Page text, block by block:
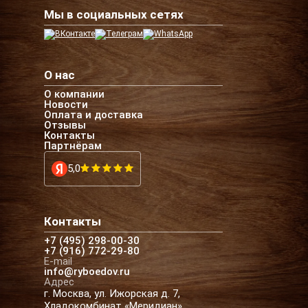
Мы в социальных сетях
О нас
О компании
Новости
Оплата и доставка
Отзывы
Контакты
Партнёрам
5,0
Контакты
+7 (495) 298-00-30
+7 (916) 772-29-80
E-mail
info@ryboedov.ru
Адрес
г. Москва, ул. Ижорская д. 7,